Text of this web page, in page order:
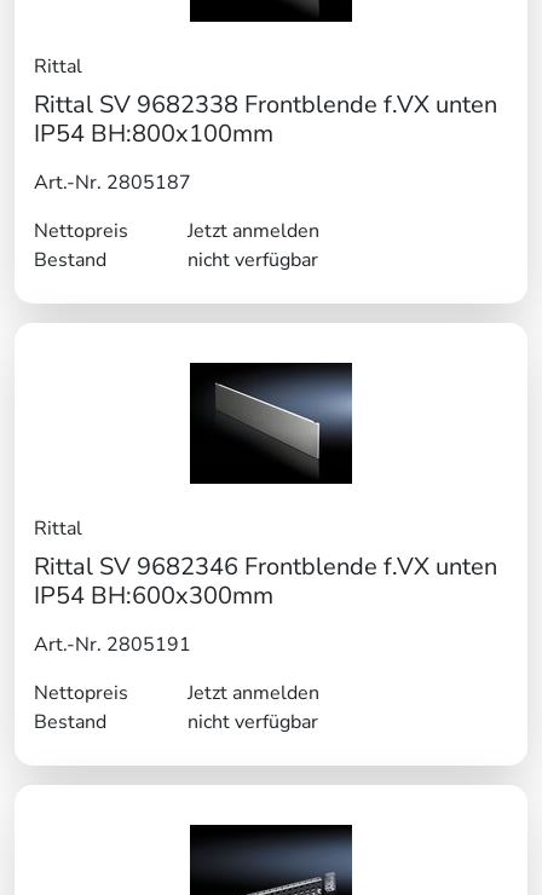
Rittal
Rittal SV 9682338 Frontblende f.VX unten
IP54 BH:800x100mm
Art.-Nr. 2805187
Nettopreis
Jetzt anmelden
Bestand
nicht verfügbar
Rittal
Rittal SV 9682346 Frontblende f.VX unten
IP54 BH:600x300mm
Art.-Nr. 2805191
Nettopreis
Jetzt anmelden
Bestand
nicht verfügbar